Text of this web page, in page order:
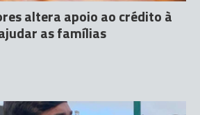
altera apoio ao crédito à
as famílias